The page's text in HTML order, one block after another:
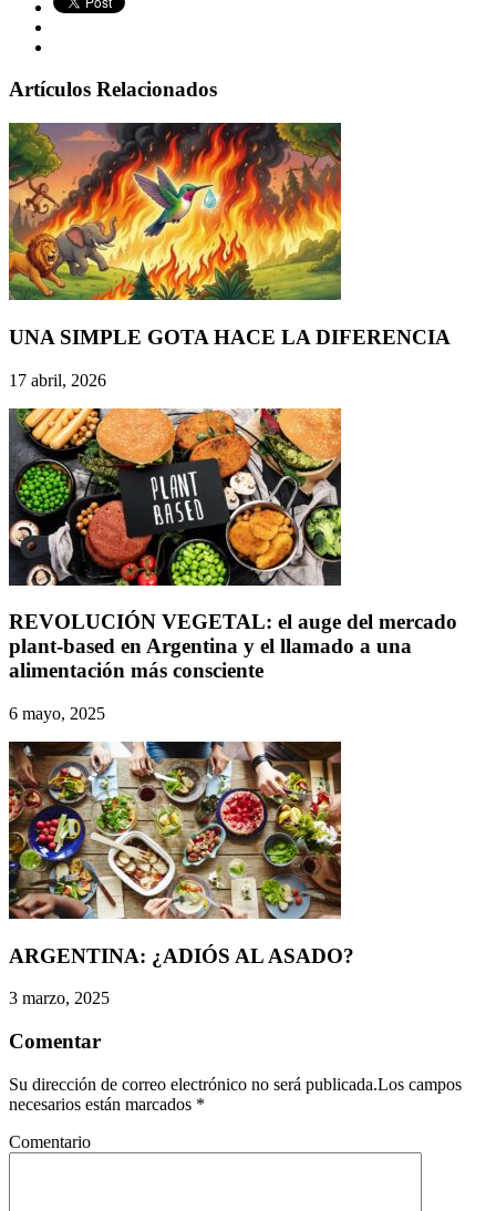
Artículos Relacionados
UNA SIMPLE GOTA HACE LA DIFERENCIA
17 abril, 2026
REVOLUCIÓN VEGETAL: el auge del mercado
plant-based en Argentina y el llamado a una
alimentación más consciente
6 mayo, 2025
ARGENTINA: ¿ADIÓS AL ASADO?
3 marzo, 2025
Comentar
Su dirección de correo electrónico no será publicada.Los campos
necesarios están marcados *
Comentario